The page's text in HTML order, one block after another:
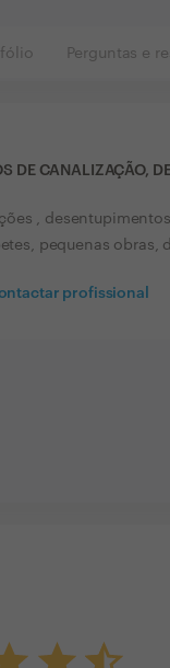
Perguntas e
DE CANALIZAÇÃO,
,
pequenas obras,
profissional